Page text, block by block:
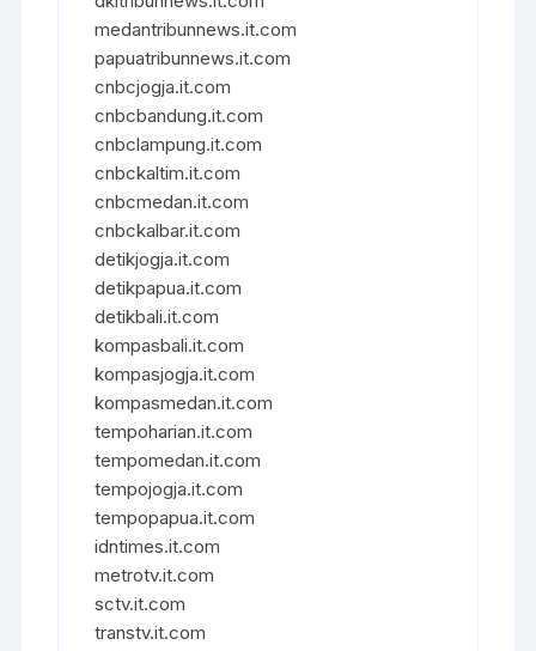
medantribunnews.it.com
papuatribunnews.it.com
cnbcjogja.it.com
cnbcbandung.it.com
cnbclampung.it.com
cnbckaltim.it.com
cnbcmedan.it.com
cnbckalbar.it.com
detikjogja.it.com
detikpapua.it.com
detikbali.it.com
kompasbali.it.com
kompasjogja.it.com
kompasmedan.it.com
tempoharian.it.com
tempomedan.it.com
tempojogja.it.com
tempopapua.it.com
idntimes.it.com
metrotv.it.com
sctv.it.com
transtv.it.com